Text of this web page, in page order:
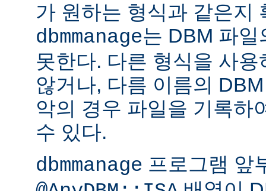
가 원하는 형식과 같은지
dbmmanage는 DBM 파
못한다. 다른 형식을 사
않거나, 다름 이름의
악의 경우 파일을 기록하
수 있다.
dbmmanage 프로그램 앞